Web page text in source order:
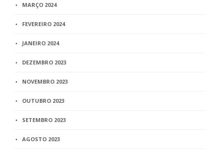
MARÇO 2024
FEVEREIRO 2024
JANEIRO 2024
DEZEMBRO 2023
NOVEMBRO 2023
OUTUBRO 2023
SETEMBRO 2023
AGOSTO 2023